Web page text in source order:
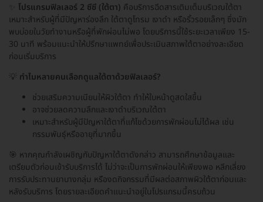
โปรแกรมฟิลเลอร์ 2 ซีซี (ใต้ตา) คือบริการฉีดสารเติมเต็มบริเวณใต้ตา
เหมาะสำหรับผู้ที่มีปัญหาร่องลึก ใต้ตาดูโทรม เงาดำ หรือริ้วรอยเล็กๆ ซึ่งมัก
พบบ่อยในวัยทำงานหรือผู้ที่พักผ่อนไม่พอ โดยบริการนี้ใช้ระยะเวลาเพียง 15-
30 นาที พร้อมแนะนำให้ปรึกษาแพทย์เพื่อประเมินสภาพใต้ตาอย่างละเอียด
ก่อนเริ่มบริการ
💡 ทำไมหลายคนเลือกดูแลใต้ตาด้วยฟิลเลอร์?
ช่วยเสริมความเนียนให้ผิวใต้ตา ทำให้ใบหน้าดูสดใสขึ้น
อาจช่วยลดความลึกและเงาดำบริเวณใต้ตา
เหมาะสำหรับผู้มีปัญหาใต้ตาที่แก้ไขด้วยการพักผ่อนไม่ได้ผล เช่น
กรรมพันธุ์หรืออายุที่มากขึ้น
🎯 หากคุณกำลังเผชิญกับปัญหาใต้ตาดังกล่าว สามารถศึกษาข้อมูลและ
เตรียมตัวก่อนเข้ารับบริการได้ ไม่ว่าจะเป็นการพักผ่อนให้เพียงพอ หลีกเลี่ยง
การรับประทานยาบางกลุ่ม หรืองดกิจกรรมที่มีผลต่อสภาพผิวใต้ตาก่อนและ
หลังรับบริการ โดยรายละเอียดคำแนะนำอยู่ในโปรแกรมนี้ครบถ้วน